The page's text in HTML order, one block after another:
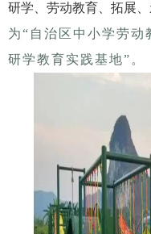
研学、劳动教育、拓展
为“自治区中小学劳动
研学教育实践基地”。